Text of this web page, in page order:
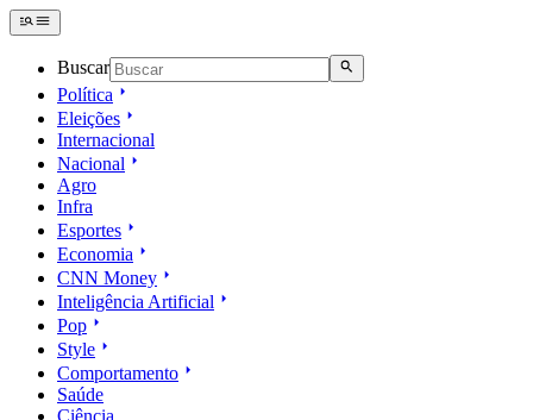
Buscar
Política
Eleições
Internacional
Nacional
Agro
Infra
Esportes
Economia
CNN Money
Inteligência Artificial
Pop
Style
Comportamento
Saúde
Ciência